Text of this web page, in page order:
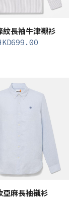
紋長袖牛津襯衫
699.00
亞麻長袖襯衫